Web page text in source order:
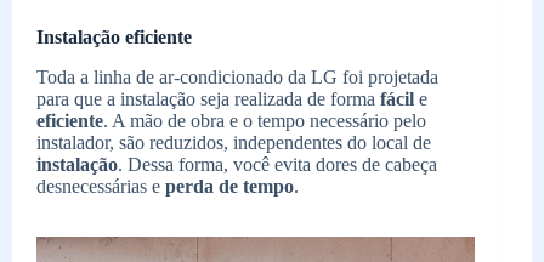
Instalação eficiente
Toda a linha de ar-condicionado da LG foi projetada
para que a instalação seja realizada de forma fácil e
eficiente. A mão de obra e o tempo necessário pelo
instalador, são reduzidos, independentes do local de
instalação. Dessa forma, você evita dores de cabeça
desnecessárias e perda de tempo.